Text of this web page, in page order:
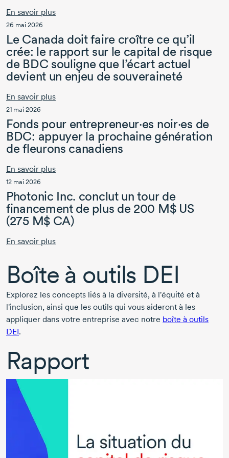
En savoir plus
26 mai 2026
Le Canada doit faire croître ce qu’il
crée: le rapport sur le capital de risque
de BDC souligne que l’écart actuel
devient un enjeu de souveraineté
En savoir plus
21 mai 2026
Fonds pour entrepreneur·es noir·es de
BDC: appuyer la prochaine génération
de fleurons canadiens
En savoir plus
12 mai 2026
Photonic Inc. conclut un tour de
financement de plus de 200 M$ US
(275 M$ CA)
En savoir plus
Boîte à outils DEI
Explorez les concepts liés à la diversité, à l'équité et à
l'inclusion, ainsi que les outils qui vous aideront à les
appliquer dans votre entreprise avec notre boîte à outils
DEI.
Rapport